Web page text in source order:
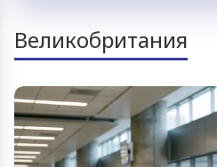
Великобритания